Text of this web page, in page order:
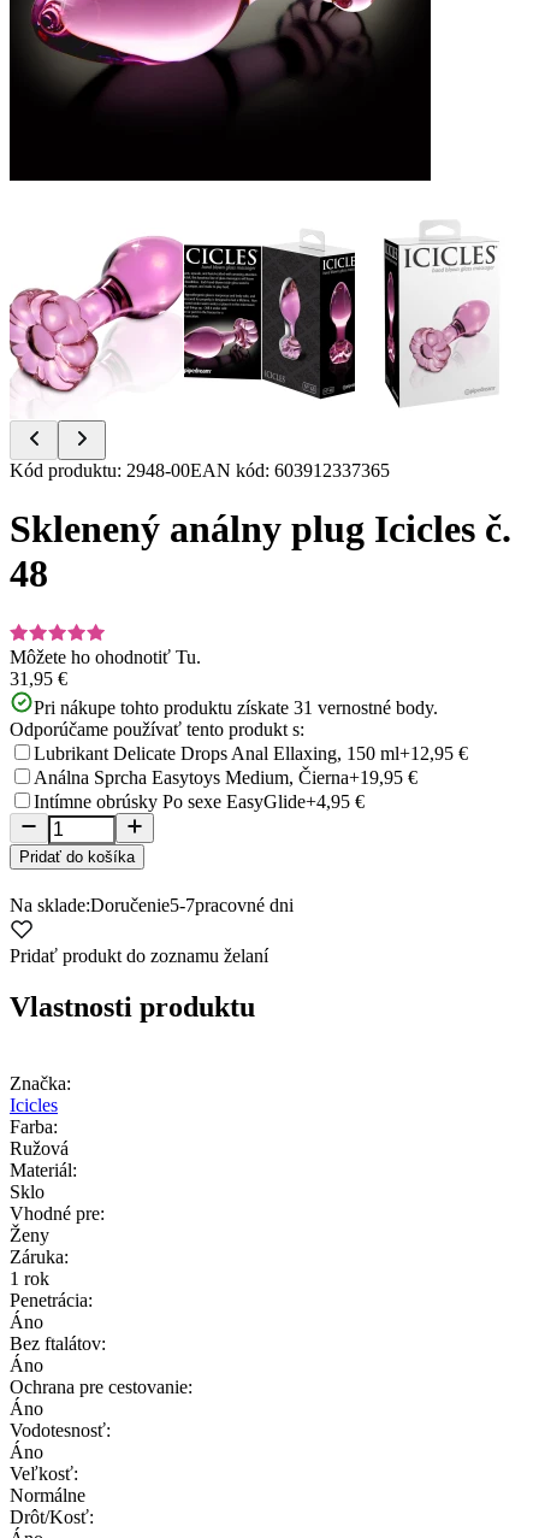
Item
of
5
Kód produktu: 2948-00EAN kód: 603912337365
Sklenený análny plug Icicles č.
48
Môžete ho ohodnotiť Tu.
31,95 €
Pri nákupe tohto produktu získate 31 vernostné body.
Odporúčame používať tento produkt s:
Lubrikant Delicate Drops Anal Ellaxing, 150 ml+12,95 €
Análna Sprcha Easytoys Medium, Čierna+19,95 €
Intímne obrúsky Po sexe EasyGlide+4,95 €
Pridať do košíka
Na sklade:Doručenie5-7pracovné dni
Pridať produkt do zoznamu želaní
Vlastnosti produktu
Značka:
Icicles
Farba:
Ružová
Materiál:
Sklo
Vhodné pre:
Ženy
Záruka:
1 rok
Penetrácia:
Áno
Bez ftalátov:
Áno
Ochrana pre cestovanie:
Áno
Vodotesnosť:
Áno
Veľkosť:
Normálne
Drôt/Kosť: